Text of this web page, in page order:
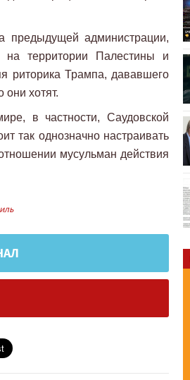
предыдущей администрации,
на территории Палестины и
риторика Трампа, дававшего
они хотят.
в частности, Саудовской
так однозначно настраивать
мусульман действия